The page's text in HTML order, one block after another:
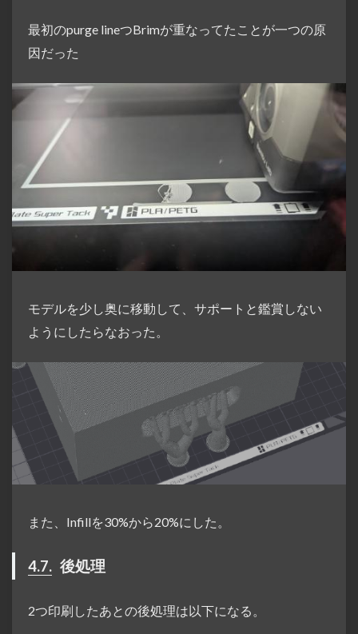
最初のpurge lineつBrimが重なってたことが一つの原
因だった
モデルを少し奥に移動して、サポートと鑑賞しない
ようにしたらなおった。
また、Infillを30%から20%にした。
4.7. 後処理
2つ印刷したあとの後処理は以下になる。